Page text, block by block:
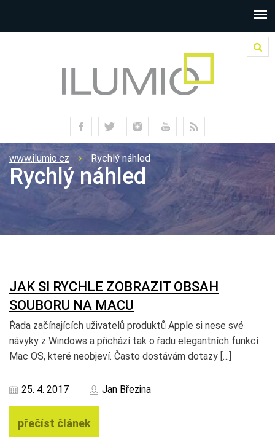
www.ilumio.cz Rychlý náhled
Rychlý náhled
JAK SI RYCHLE ZOBRAZIT OBSAH
SOUBORU NA MACU
Řada začínajících uživatelů produktů Apple si nese své
návyky z Windows a přichází tak o řadu elegantních funkcí
Mac OS, které neobjeví. Často dostávám dotazy […]
25. 4. 2017 Jan Březina
přečíst článek